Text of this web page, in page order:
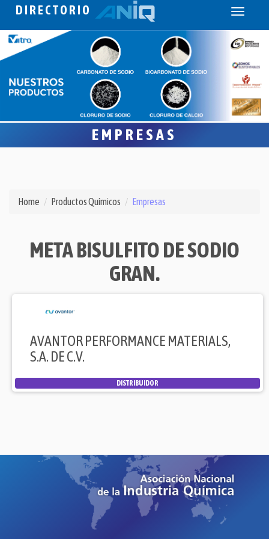
DIRECTORIO
Toggle
EMPRESAS
Home Productos Químicos Empresas
META BISULFITO DE SODIO
GRAN.
AVANTOR PERFORMANCE MATERIALS,
S.A. DE C.V.
DISTRIBUIDOR